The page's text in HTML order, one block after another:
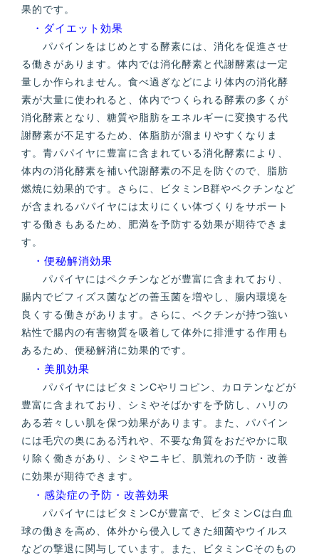
果的です。
・ダイエット効果
パパインをはじめとする酵素には、消化を促進させ
る働きがあります。体内では消化酵素と代謝酵素は一定
量しか作られません。食べ過ぎなどにより体内の消化酵
素が大量に使われると、体内でつくられる酵素の多くが
消化酵素となり、糖質や脂肪をエネルギーに変換する代
謝酵素が不足するため、体脂肪が溜まりやすくなりま
す。青パパイヤに豊富に含まれている消化酵素により、
体内の消化酵素を補い代謝酵素の不足を防ぐので、脂肪
燃焼に効果的です。さらに、ビタミンB群やペクチンなど
が含まれるパパイヤには太りにくい体づくりをサポート
する働きもあるため、肥満を予防する効果が期待できま
す。
・便秘解消効果
パパイヤにはペクチンなどが豊富に含まれており、
腸内でビフィズス菌などの善玉菌を増やし、腸内環境を
良くする働きがあります。さらに、ペクチンが持つ強い
粘性で腸内の有害物質を吸着して体外に排泄する作用も
あるため、便秘解消に効果的です。
・美肌効果
パパイヤにはビタミンCやリコピン、カロテンなどが
豊富に含まれており、シミやそばかすを予防し、ハリの
ある若々しい肌を保つ効果があります。また、パパイン
には毛穴の奥にある汚れや、不要な角質をおだやかに取
り除く働きがあり、シミやニキビ、肌荒れの予防・改善
に効果が期待できます。
・感染症の予防・改善効果
パパイヤにはビタミンCが豊富で、ビタミンCは白血
球の働きを高め、体外から侵入してきた細菌やウイルス
などの撃退に関与しています。また、ビタミンCそのもの